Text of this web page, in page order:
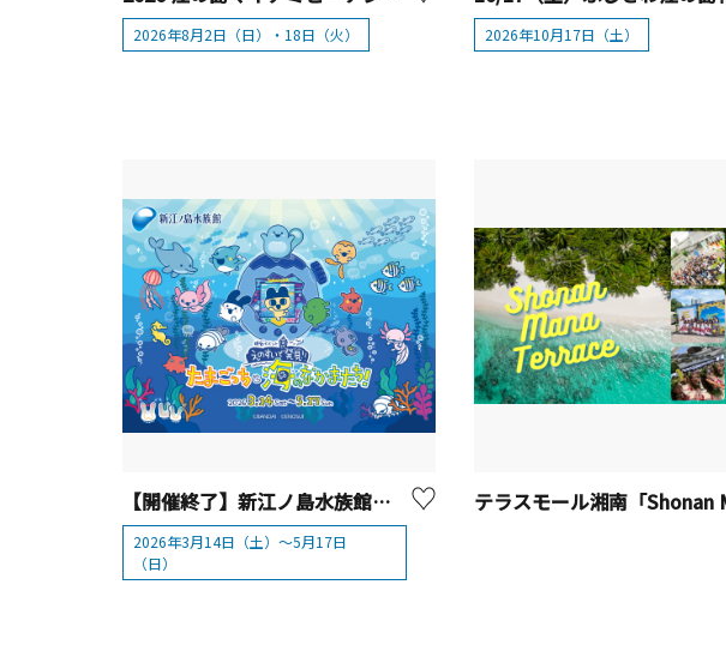
2026年8月2日（日）・18日（火） 2026年10月17日（土）
【開催終了】新江ノ島水族館 特別イベント『えのすいで発見!! たまごっちと海のなかまたち!』【藤沢市】
2026年3月14日（土）～5月17日
（日）